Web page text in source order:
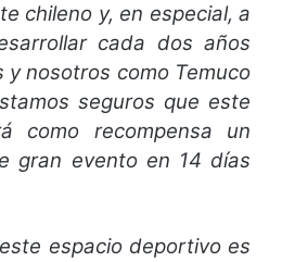
chileno y, en especial, a
cada dos años
nosotros como Temuco
seguros que este
como recompensa un
gran evento en 14 días
espacio deportivo es